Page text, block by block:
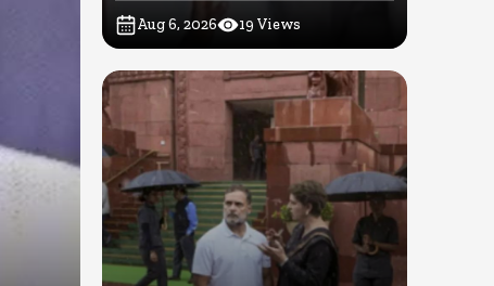
समर्थन करते है
Aug 6, 2026 19 Views